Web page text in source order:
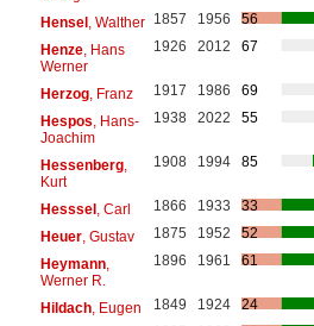
Hensel, Walther 1857 1956
56
Henze, Hans
Werner
1926 2012 67
Herzog, Franz 1917 1986
69
Hespos , Hans-
Joachim
1938 2022 55
Hessenberg,
Kurt
1908 1994 85
Hesssel, Carl 1866 1933
33
Heuer, Gustav 1875 1952
52
Heymann,
Werner R.
1896 1961 61
Hildach, Eugen 1849 1924
24